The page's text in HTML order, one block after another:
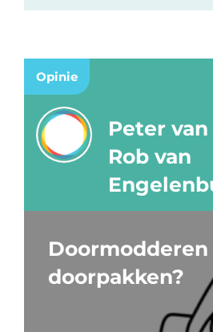
Opinie
Peter
Rob van
Doormodderen
doorpakken?